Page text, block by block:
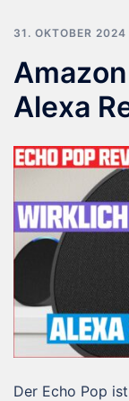
31. OKTOBER 2024
Alexa
Der Echo Pop